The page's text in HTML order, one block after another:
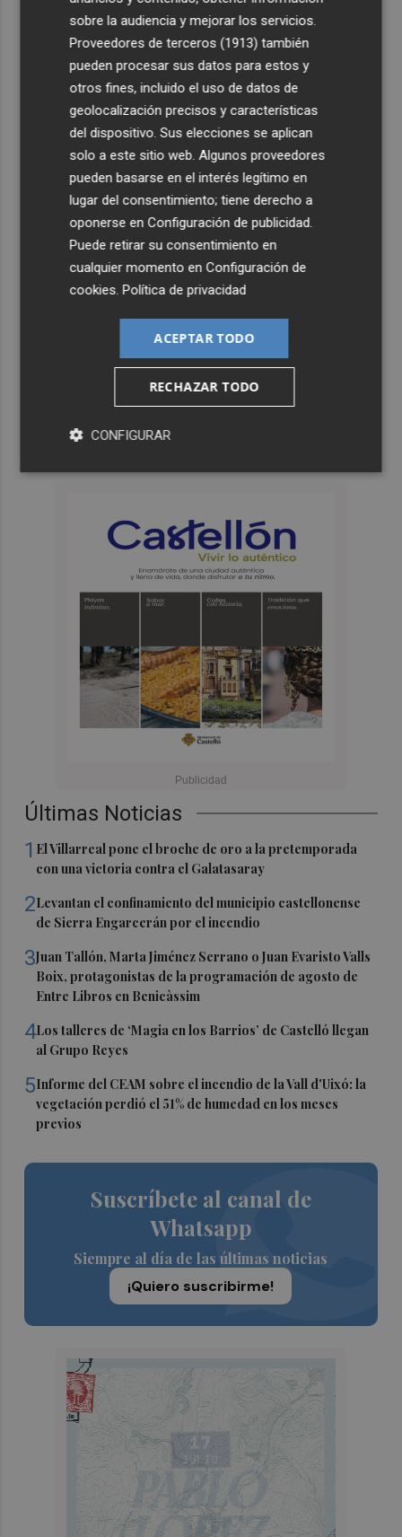
Últimas Noticias
1 El Villarreal pone el broche de oro a la pretemporada
con una victoria contra el Galatasaray
2Levantan el confinamiento del municipio castellonense
de Sierra Engarcerán por el incendio
3Juan Tallón, Marta Jiménez Serrano o Juan Evaristo Valls
Boix, protagonistas de la programación de agosto de
Entre Libros en Benicàssim
4Los talleres de ‘Magia en los Barrios’ de Castelló llegan
al Grupo Reyes
5Informe del CEAM sobre el incendio de la Vall d'Uixó: la
vegetación perdió el 51% de humedad en los meses
previos
Suscríbete al canal de
Whatsapp
Siempre al día de las últimas noticias
¡Quiero suscribirme!
sobre la audiencia y mejorar los servicios.
Proveedores de terceros (1913) también
pueden procesar sus datos para estos y
otros fines, incluido el uso de datos de
geolocalización precisos y características
del dispositivo. Sus elecciones se aplican
solo a este sitio web. Algunos proveedores
pueden basarse en el interés legítimo en
lugar del consentimiento; tiene derecho a
oponerse enConfiguración de publicidad
Puede retirar su consentimiento en
cualquier momento enConfiguración de
cookies .Política de privacidad
ACEPTAR TODO
RECHAZAR TODO
CONFIGURAR